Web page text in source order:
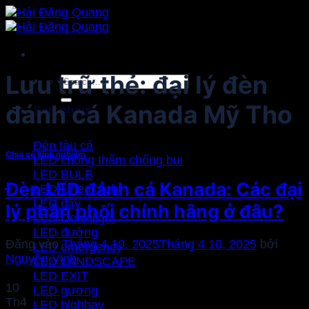
Bỏ
qua
dung
Search
for:
Sản phẩm
Đèn tàu cá
LED chống thấm chống bụi
LED BULB
LED Linear light
LED dây
LED Downlight
LED đường
LED emergency
LED LANDSCAPE
LED EXIT
LED gương
LED highbay
Lưu trữ thẻ:đại lý đèn
đánh cá Kanada Mỹ Tho
Chia sẻ kinh nghiệm
Đèn LED đánh cá Kanada: Các đại
lý phân phối chính hãng ở đâu?
Đăng vàoTháng 4 10, 2025Tháng 4 10, 2025 bởi
Nguyễn Vinh
10
Th4